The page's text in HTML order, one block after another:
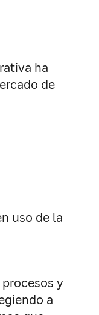
ha
de
uso de la
y
a